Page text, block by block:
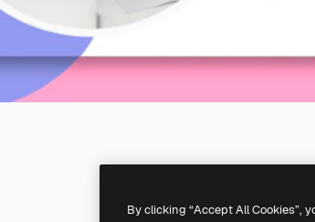
By clicking “Accept All Cookies”,